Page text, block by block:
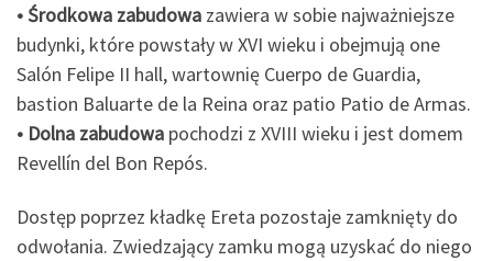
• Środkowa zabudowa zawiera w sobie najważniejsze
budynki, które powstały w XVI wieku i obejmują one
Salón Felipe II hall, wartownię Cuerpo de Guardia,
bastion Baluarte de la Reina oraz patio Patio de Armas.
• Dolna zabudowa pochodzi z XVIII wieku i jest domem
Revellín del Bon Repós.
Dostęp poprzez kładkę Ereta pozostaje zamknięty do
odwołania. Zwiedzający zamku mogą uzyskać do niego